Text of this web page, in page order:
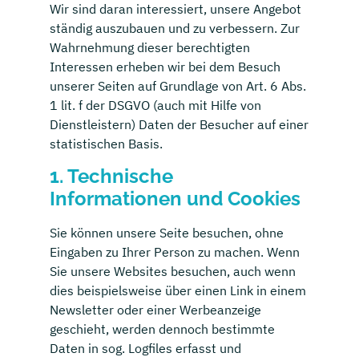
Wir sind daran interessiert, unsere Angebot
ständig auszubauen und zu verbessern. Zur
Wahrnehmung dieser berechtigten
Interessen erheben wir bei dem Besuch
unserer Seiten auf Grundlage von Art. 6 Abs.
1 lit. f der DSGVO (auch mit Hilfe von
Dienstleistern) Daten der Besucher auf einer
statistischen Basis.
1. Technische
Informationen und Cookies
Sie können unsere Seite besuchen, ohne
Eingaben zu Ihrer Person zu machen. Wenn
Sie unsere Websites besuchen, auch wenn
dies beispielsweise über einen Link in einem
Newsletter oder einer Werbeanzeige
geschieht, werden dennoch bestimmte
Daten in sog. Logfiles erfasst und